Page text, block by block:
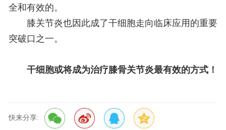
全和有效的。
膝关节炎也因此成了干细胞走向临床应用的重要
突破口之一。
干细胞或将成为治疗膝骨关节炎最有效的方式！
快来分享: